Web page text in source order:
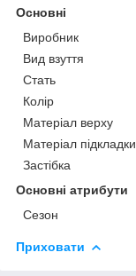
Основні
Виробник
Вид взуття
Стать
Колір
Матеріал верху
Матеріал підкладки
Застібка
Основні атрибути
Сезон
Приховати